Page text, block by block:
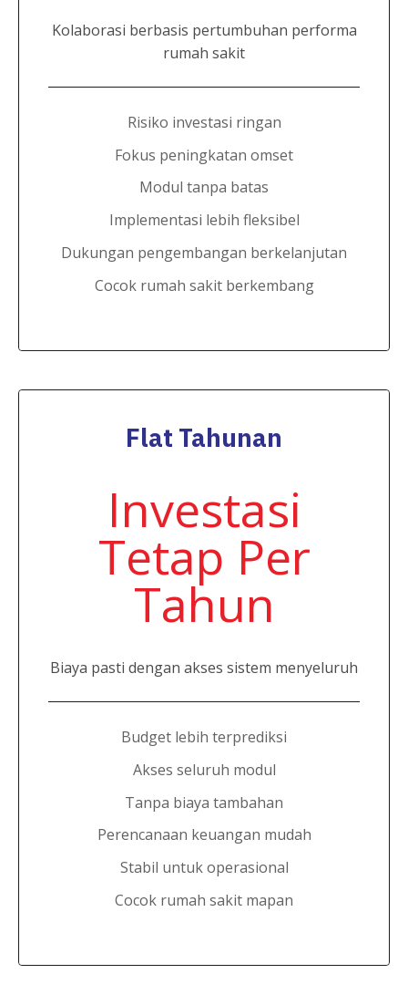
Kolaborasi berbasis pertumbuhan performa
rumah sakit
Risiko investasi ringan
Fokus peningkatan omset
Modul tanpa batas
Implementasi lebih fleksibel
Dukungan pengembangan berkelanjutan
Cocok rumah sakit berkembang
Flat Tahunan
Investasi
Tetap Per
Tahun
Biaya pasti dengan akses sistem menyeluruh
Budget lebih terprediksi
Akses seluruh modul
Tanpa biaya tambahan
Perencanaan keuangan mudah
Stabil untuk operasional
Cocok rumah sakit mapan